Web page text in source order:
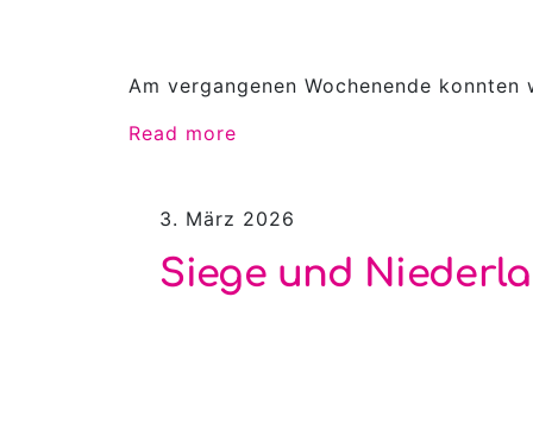
Am vergangenen Wochenende
Read more
3. März 2026
Siege und